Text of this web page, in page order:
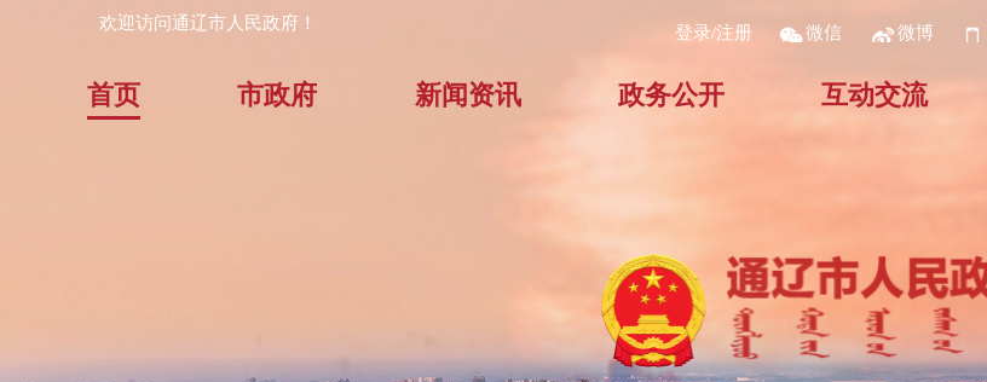
欢迎访问通辽市人民政府！ 登录/注册 微信 微博
首页 市政府 新闻资讯 政务公开 互动交流